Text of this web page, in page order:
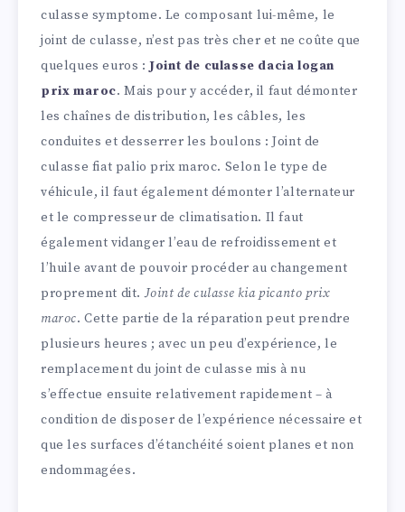
culasse symptome. Le composant lui-même, le
joint de culasse, n’est pas très cher et ne coûte que
quelques euros :Joint de culasse dacia logan
prix maroc. Mais pour y accéder, il faut démonter
les chaînes de distribution, les câbles, les
conduites et desserrer les boulons : Joint de
culasse fiat palio prix maroc. Selon le type de
véhicule, il faut également démonter l’alternateur
et le compresseur de climatisation. Il faut
également vidanger l’eau de refroidissement et
l’huile avant de pouvoir procéder au changement
proprement dit.Joint de culasse kia picanto prix
maroc. Cette partie de la réparation peut prendre
plusieurs heures ; avec un peu d’expérience, le
remplacement du joint de culasse mis à nu
s’effectue ensuite relativement rapidement – à
condition de disposer de l’expérience nécessaire et
que les surfaces d’étanchéité soient planes et non
endommagées.